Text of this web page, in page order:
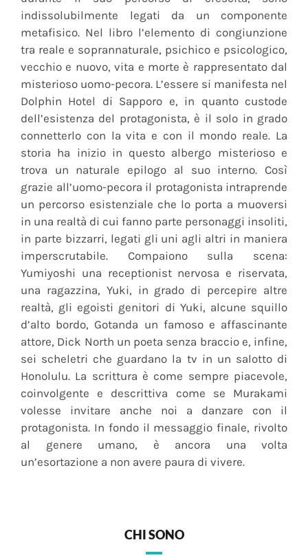
indissolubilmente legati da un componente
metafisico. Nel libro l’elemento di congiunzione
tra reale e soprannaturale, psichico e psicologico,
vecchio e nuovo, vita e morte è rappresentato dal
misterioso uomo-pecora. L’essere si manifesta nel
Dolphin Hotel di Sapporo e, in quanto custode
dell’esistenza del protagonista, è il solo in grado
connetterlo con la vita e con il mondo reale. La
storia ha inizio in questo albergo misterioso e
trova un naturale epilogo al suo interno. Così
grazie all’uomo-pecora il protagonista intraprende
un percorso esistenziale che lo porta a muoversi
in una realtà di cui fanno parte personaggi insoliti,
in parte bizzarri, legati gli uni agli altri in maniera
imperscrutabile. Compaiono sulla scena:
Yumiyoshi una receptionist nervosa e riservata,
una ragazzina, Yuki, in grado di percepire altre
realtà, gli egoisti genitori di Yuki, alcune squillo
d’alto bordo, Gotanda un famoso e affascinante
attore, Dick North un poeta senza braccio e, infine,
sei scheletri che guardano la tv in un salotto di
Honolulu. La scrittura è come sempre piacevole,
coinvolgente e descrittiva come se Murakami
volesse invitare anche noi a danzare con il
protagonista. In fondo il messaggio finale, rivolto
al genere umano, è ancora una volta
un’esortazione a non avere paura di vivere.
CHI SONO